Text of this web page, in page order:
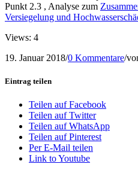
Punkt 2.3 , Analyse zum
Versiegelung und
Views: 4
19. Januar 2018/0 Kommentare/
Eintrag teilen
Teilen auf Facebook
Teilen auf Twitter
Teilen auf WhatsApp
Teilen auf Pinterest
Per E-Mail teilen
Link to Youtube